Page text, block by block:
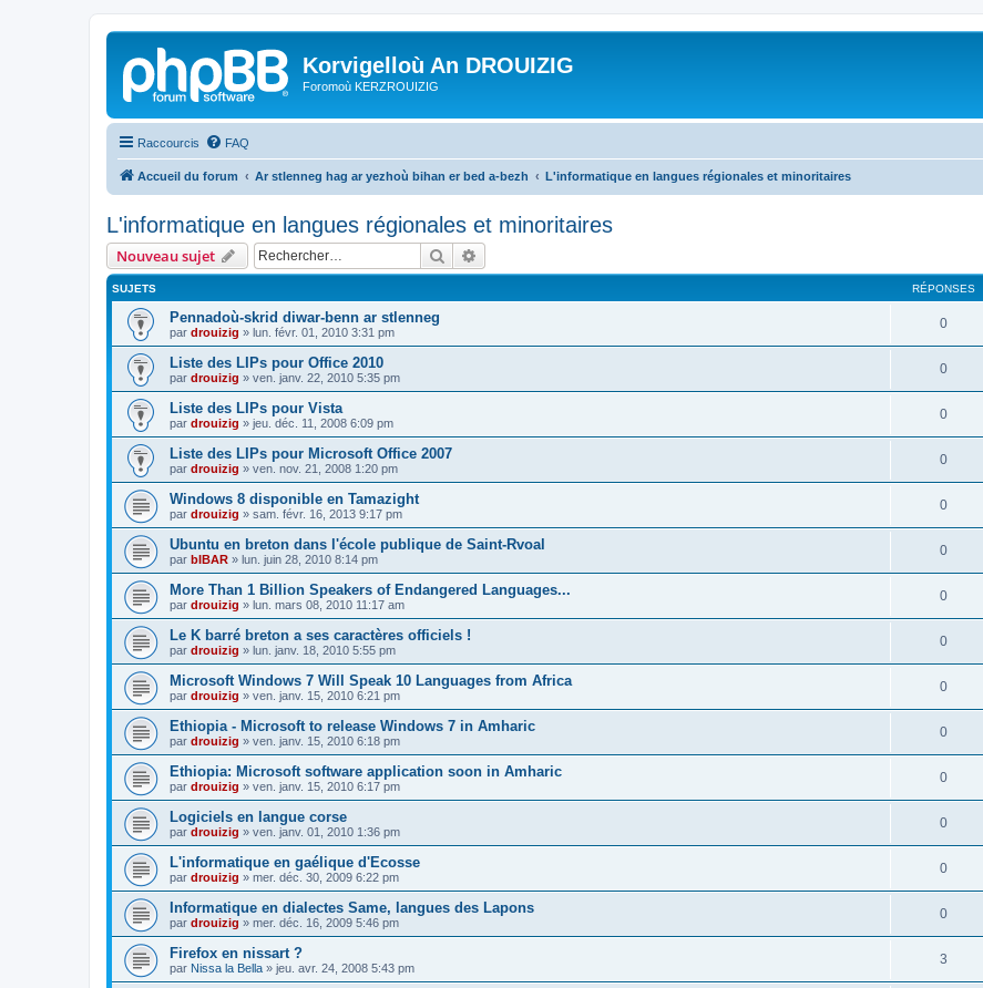
Korvigelloù An DROUIZIG
Foromoù KERZROUIZIG
Raccourcis FAQ
Accueil du forum Ar stlenneg hag ar yezhoù bihan er bed a-bezh L'informatique en langues régionales et minoritaires
L'informatique en langues régionales et minoritaires
Nouveau sujet Rechercher
SUJETS RÉPONSES
Pennadoù-skrid diwar-benn ar stlenneg
par drouizig » lun. févr. 01, 2010 3:31 pm
0
Liste des LIPs pour Office 2010
par drouizig » ven. janv. 22, 2010 5:35 pm
0
Liste des LIPs pour Vista
par drouizig » jeu. déc. 11, 2008 6:09 pm
0
Liste des LIPs pour Microsoft Office 2007
par drouizig » ven. nov. 21, 2008 1:20 pm
0
Windows 8 disponible en Tamazight
par drouizig » sam. févr. 16, 2013 9:17 pm
0
Ubuntu en breton dans l'école publique de Saint-Rvoal
par bIBAR » lun. juin 28, 2010 8:14 pm
0
More Than 1 Billion Speakers of Endangered Languages...
par drouizig » lun. mars 08, 2010 11:17 am
0
Le K barré breton a ses caractères officiels !
par drouizig » lun. janv. 18, 2010 5:55 pm
0
Microsoft Windows 7 Will Speak 10 Languages from Africa
par drouizig » ven. janv. 15, 2010 6:21 pm
0
Ethiopia - Microsoft to release Windows 7 in Amharic
par drouizig » ven. janv. 15, 2010 6:18 pm
0
Ethiopia: Microsoft software application soon in Amharic
par drouizig » ven. janv. 15, 2010 6:17 pm
0
Logiciels en langue corse
par drouizig » ven. janv. 01, 2010 1:36 pm
0
L'informatique en gaélique d'Ecosse
par drouizig » mer. déc. 30, 2009 6:22 pm
0
Informatique en dialectes Same, langues des Lapons
par drouizig » mer. déc. 16, 2009 5:46 pm
0
Firefox en nissart ?
par Nissa la Bella » jeu. avr. 24, 2008 5:43 pm
3